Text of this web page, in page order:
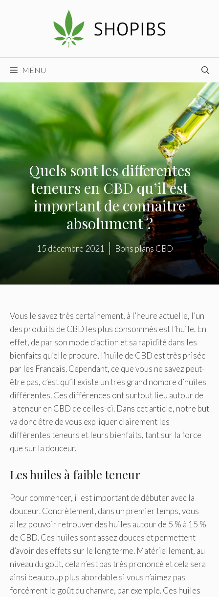
MENU
Quels sont les differentes
teneurs en CBD qu’il est
important de connaitre
absolument ?
15 décembre 2021 Bons plans CBD
Vous le savez très certainement, à l’heure actuelle, l’un
des produits de CBD les plus consommés est l’huile. En
effet, de par son mode d’action et sa rapidité dans les
bienfaits qu’elle procure, l’huile de CBD est très prisée
par les Français. Cependant, ce que vous ne savez peut-
être pas, c’est qu’il existe un très grand nombre d’huiles
différentes. Ces différences ont surtout lieu autour de
la teneur en CBD de celles-ci. Dans cet article, notre but
va donc être de vous expliquer clairement les
différentes teneurs et leurs bienfaits, tant sur la force
que sur la douceur.
Les huiles à faible teneur
Pour commencer, il est important de débuter avec la
douceur. Concrètement, dans un premier temps, vous
allez pouvoir retrouver des huiles autour de 5 % à 15 %
de CBD. Ces huiles sont assez douces et permettent
d’avoir des effets sur le long terme. Matériellement, au
niveau du goût, cela n’est pas très prononcé et cela sera
ainsi beaucoup plus abordable si vous n’aimez pas
forcément le goût du chanvre, par exemple. Ces huiles